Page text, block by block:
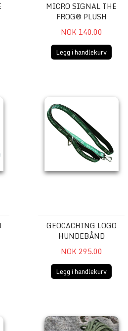
MICRO SIGNAL THE
FROG® PLUSH
NOK 140.00
Legg i handlekurv
GEOCACHING LOGO
HUNDEBÅND
NOK 295.00
Legg i handlekurv
Paracord